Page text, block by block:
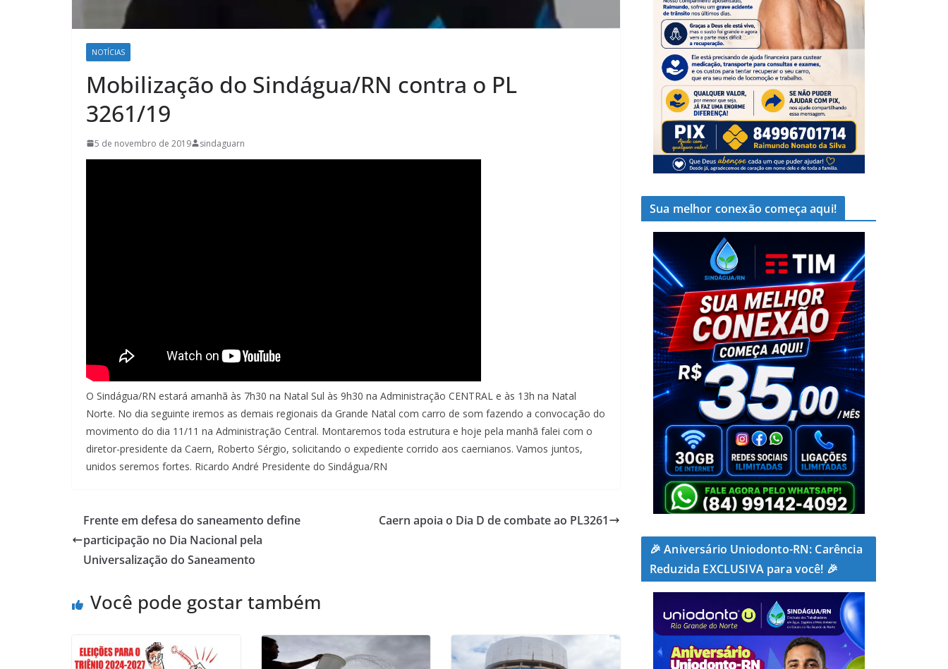
NOTÍCIAS
Mobilização do Sindágua/RN contra o PL
3261/19
5 de novembro de 2019 sindaguarn
O Sindágua/RN estará amanhã às 7h30 na Natal Sul às 9h30 na Administração CENTRAL e às 13h na Natal
Norte. No dia seguinte iremos as demais regionais da Grande Natal com carro de som fazendo a convocação do
movimento do dia 11/11 na Administração Central. Montaremos toda estrutura e hoje pela manhã falei com o
diretor-presidente da Caern, Roberto Sérgio, solicitando o expediente corrido aos caernianos. Vamos juntos,
unidos seremos fortes. Ricardo André Presidente do Sindágua/RN
Frente em defesa do saneamento define
participação no Dia Nacional pela
Universalização do Saneamento
Caern apoia o Dia D de combate ao PL3261
Você pode gostar também
Sua melhor conexão começa aqui!
🎉 Aniversário Uniodonto-RN: Carência
Reduzida EXCLUSIVA para você! 🎉